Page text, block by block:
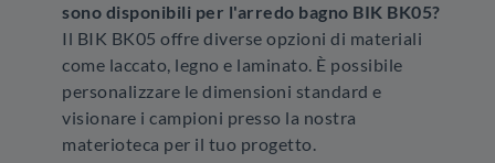
sono disponibili per l'arredo bagno BIK BK05?
Il BIK BK05 offre diverse opzioni di materiali
come laccato, legno e laminato. È possibile
personalizzare le dimensioni standard e
visionare i campioni presso la nostra
materioteca per il tuo progetto.